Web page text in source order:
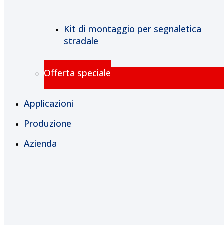
Kit di montaggio per segnaletica
stradale
Offerta speciale
Applicazioni
Produzione
Azienda